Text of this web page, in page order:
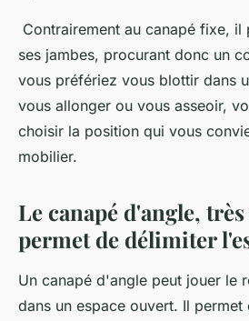
Contrairement au canapé fixe, il
ses jambes, procurant donc un
vous préfériez vous blottir dans
vous allonger ou vous asseoir,
choisir la position qui vous
mobilier.
Le canapé d'angle,
permet de délimiter
Un canapé d'angle peut jouer le
dans un espace ouvert. Il